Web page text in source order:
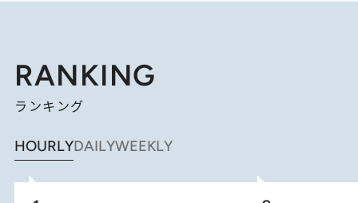
RANKING
ランキング
HOURLYDAILYWEEKLY